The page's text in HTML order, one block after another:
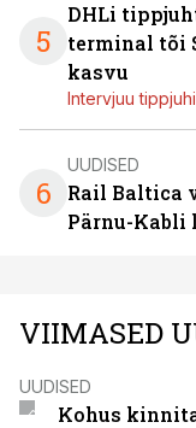
5
DHLi
terminal tõi
kasvu
Intervjuu
6
UUDISED
Rail Baltica
Pärnu-Kabli
VIIMASED
UUDISED
Kohus